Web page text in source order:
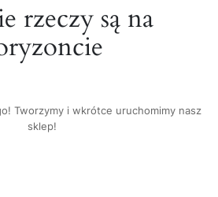
rzeczy są na
Tworzymy i wkrótce uruchomimy nasz
sklep!